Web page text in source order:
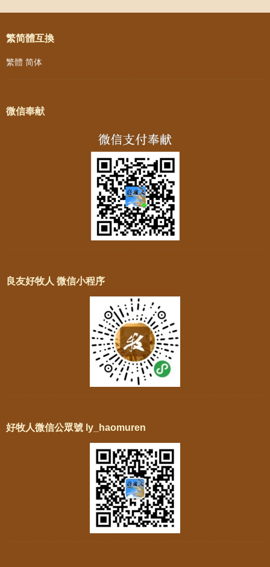
Post navigation
繁简體互換
繁體 简体
微信奉献
良友好牧人 微信小程序
好牧人微信公眾號 ly_haomuren